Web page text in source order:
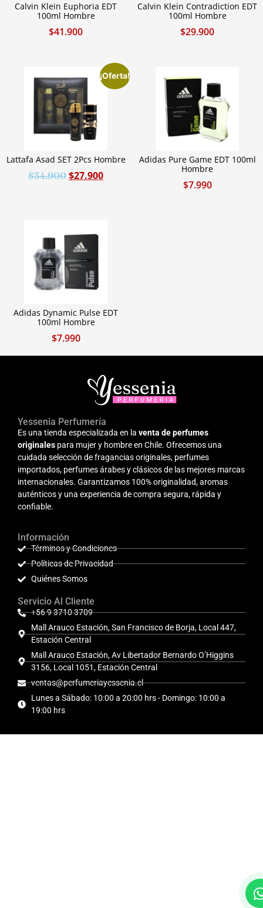
Calvin Klein Euphoria EDT
100ml Hombre
$41.900
Calvin Klein Contradiction EDT
100ml Hombre
$29.900
¡Oferta!
Lattafa Asad SET 2Pcs Hombre
$34.900 $27.900
Adidas Pure Game EDT 100ml
Hombre
$7.990
Adidas Dynamic Pulse EDT
100ml Hombre
$7.990
Yessenia Perfumería
Es una tienda especializada en la venta de perfumes
originales para mujer y hombre en Chile. Ofrecemos una
cuidada selección de fragancias originales, perfumes
importados, perfumes árabes y clásicos de las mejores marcas
internacionales. Garantizamos 100% originalidad, aromas
auténticos y una experiencia de compra segura, rápida y
confiable.
Información
Términos y Condiciones
Políticas de Privacidad
Quiénes Somos
Servicio Al Cliente
+56 9 3710 3709
Mall Arauco Estación, San Francisco de Borja, Local 447,
Estación Central
Mall Arauco Estación, Av Libertador Bernardo O’Higgins
3156, Local 1051, Estación Central
ventas@perfumeriayessenia.cl
Lunes a Sábado: 10:00 a 20:00 hrs - Domingo: 10:00 a
19:00 hrs